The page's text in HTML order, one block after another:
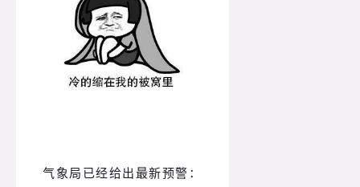
气象局已经给出最新预警：